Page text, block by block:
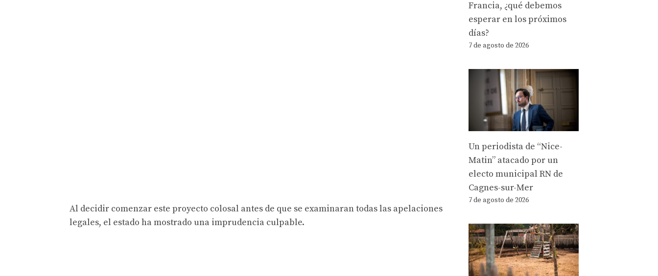
Al decidir comenzar este proyecto colosal antes de que se examinaran todas las apelaciones
legales, el estado ha mostrado una imprudencia culpable.
Francia, ¿qué debemos
esperar en los próximos
días?
7 de agosto de 2026
Un periodista de “Nice-
Matin” atacado por un
electo municipal RN de
Cagnes-sur-Mer
7 de agosto de 2026